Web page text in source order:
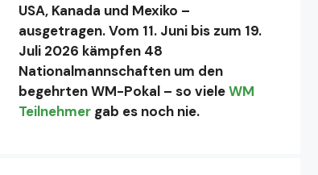
USA, Kanada und Mexiko –
ausgetragen. Vom 11. Juni bis zum 19.
Juli 2026 kämpfen 48
Nationalmannschaften um den
begehrten WM-Pokal – so vieleWM
Teilnehmer gab es noch nie.